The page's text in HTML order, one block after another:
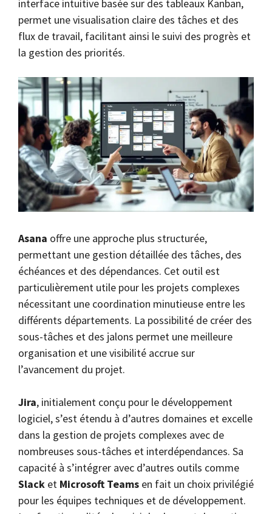
interface intuitive basée sur des tableaux Kanban,
permet une visualisation claire des tâches et des
flux de travail, facilitant ainsi le suivi des progrès et
la gestion des priorités.
Asana offre une approche plus structurée,
permettant une gestion détaillée des tâches, des
échéances et des dépendances. Cet outil est
particulièrement utile pour les projets complexes
nécessitant une coordination minutieuse entre les
différents départements. La possibilité de créer des
sous-tâches et des jalons permet une meilleure
organisation et une visibilité accrue sur
l’avancement du projet.
Jira, initialement conçu pour le développement
logiciel, s’est étendu à d’autres domaines et excelle
dans la gestion de projets complexes avec de
nombreuses sous-tâches et interdépendances. Sa
capacité à s’intégrer avec d’autres outils comme
Slack et Microsoft Teams en fait un choix privilégié
pour les équipes techniques et de développement.